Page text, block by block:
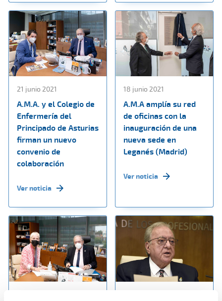
21 junio 2021
A.M.A. y el Colegio de
Enfermería del
Principado de Asturias
firman un nuevo
convenio de
colaboración
Ver noticia
18 junio 2021
A.M.A amplía su red
de oficinas con la
inauguración de una
nueva sede en
Leganés (Madrid)
Ver noticia